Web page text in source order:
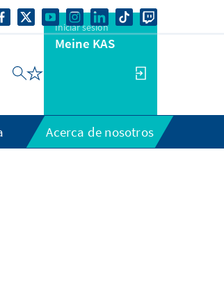
Iniciar sesión
Meine KAS
Acerca de nosotros